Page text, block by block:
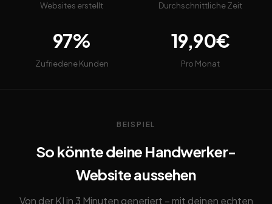
Websites erstellt Durchschnittliche Zeit
97%
Zufriedene Kunden
19,90€
Pro Monat
BEISPIEL
So könnte deine Handwerker-
Website aussehen
Von der KI in 3 Minuten generiert – mit deinen echten